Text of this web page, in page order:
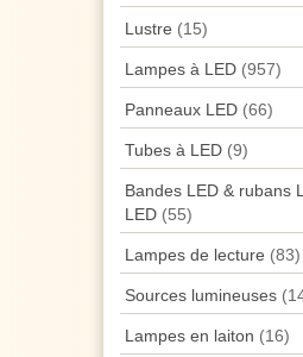
Lustre (15)
Lampes à LED (957)
Panneaux LED (66)
Tubes à LED (9)
Bandes LED & rubans
LED (55)
Lampes de lecture (83)
Sources lumineuses
Lampes en laiton (16)